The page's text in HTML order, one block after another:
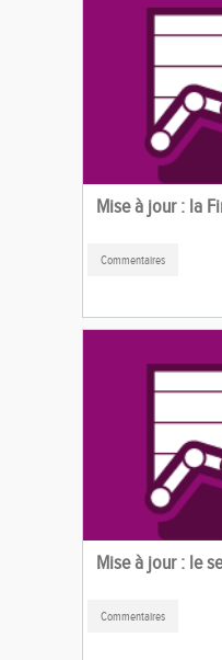
Mise à jour : la
Commentaires
Mise à jour : le
Commentaires